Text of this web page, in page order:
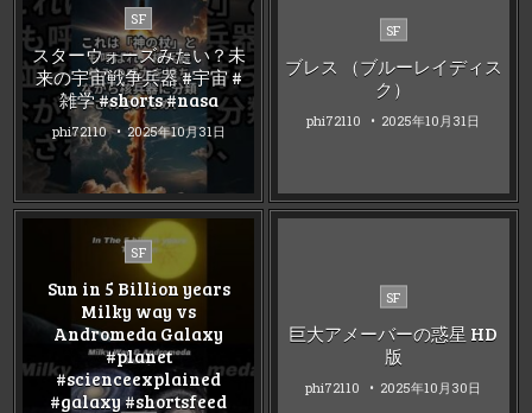
Posted
in
SF
スターウォーズみたい？未
来の宇宙戦争兵器 #宇宙 #
雑学 #shorts #nasa
phi72110 2025年10月31日
Posted
SF
ブレス （ブルーレイディス
ク）
phi72110 2025年10月31日
Posted
SF
Sun in 5 Billion years
Milky way vs
Andromeda Galaxy
#planet
#scienceexplained
#galaxy #shortsfeed
Posted
SF
巨大アメーバーの惑星 HD
版
phi72110 2025年10月30日